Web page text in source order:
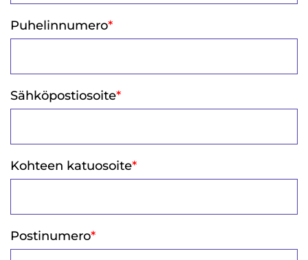
Puhelinnumero*
Sähköpostiosoite*
Kohteen katuosoite*
Postinumero*